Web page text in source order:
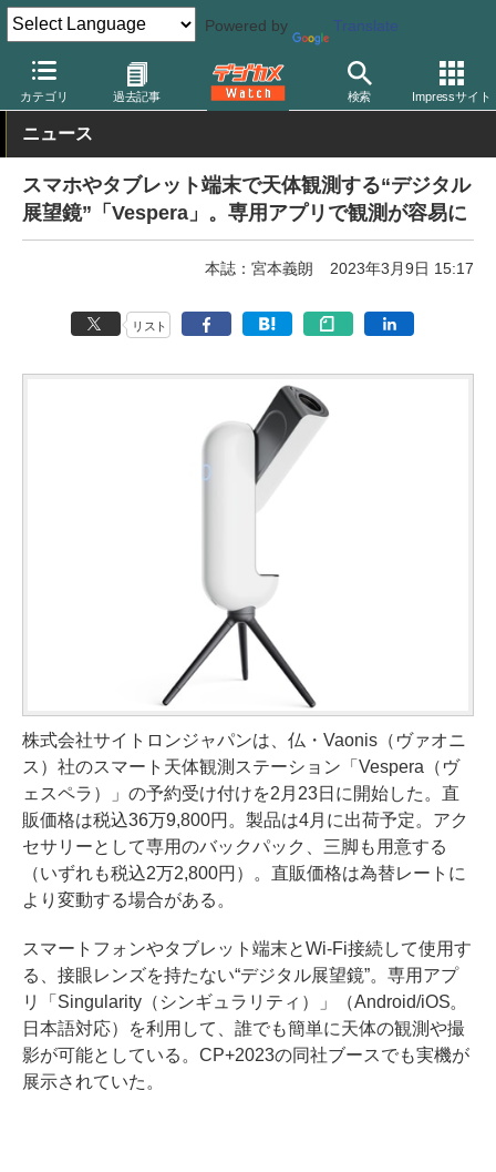
Powered by Translate
カテゴリ 過去記事 検索 Impressサイト
デジカメ Watch 撮影用品
ニュース
スマホやタブレット端末で天体観測する“デジタル
展望鏡”「Vespera」。専用アプリで観測が容易に
本誌：宮本義朗 2023年3月9日 15:17
リスト
株式会社サイトロンジャパンは、仏・Vaonis（ヴァオニ
ス）社のスマート天体観測ステーション「Vespera（ヴ
ェスペラ）」の予約受け付けを2月23日に開始した。直
販価格は税込36万9,800円。製品は4月に出荷予定。アク
セサリーとして専用のバックパック、三脚も用意する
（いずれも税込2万2,800円）。直販価格は為替レートに
より変動する場合がある。
スマートフォンやタブレット端末とWi-Fi接続して使用す
る、接眼レンズを持たない“デジタル展望鏡”。専用アプ
リ「Singularity（シンギュラリティ）」（Android/iOS。
日本語対応）を利用して、誰でも簡単に天体の観測や撮
影が可能としている。CP+2023の同社ブースでも実機が
展示されていた。